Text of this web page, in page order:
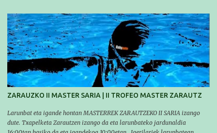
marcas. A pesar de no conseguir marca, pasaron una tarde muy buena y
sirvió para reforzar su experiencia. La mayoría ya ha terminado la
temporada, pero seguiremos trabajando con quienes están en la recta final,
trabajando para que cada uno consiga sus objetivos personales. BRNPWR!
ZARAUZKO II MASTER SARIA | II TROFEO MASTER ZARAUTZ
Larunbat eta igande hontan MASTERREK ZARAUTZEKO II SARIA izango
dute. Txapelketa Zarautzen izango da eta larunbateko jardunaldia